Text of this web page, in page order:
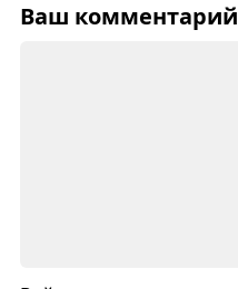
Ваш комментарий